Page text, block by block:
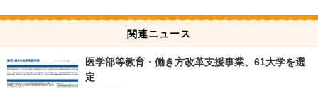
関連ニュース
医学部等教育・働き方改革支援事業、61大学を選
定